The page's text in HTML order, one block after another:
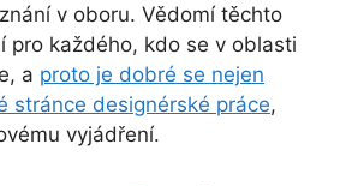
v oboru. Vědomí těchto
pro každého, kdo se v oblasti
a proto je dobré se nejen
stránce designérské práce,
vyjádření.